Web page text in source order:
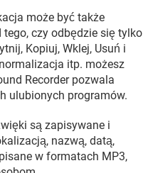
może być także
czy odbędzie się tylko
Kopiuj, Wklej, Usuń i
itp. możesz
Recorder pozwala
ulubionych programów.
są zapisywane i
nazwą, datą,
w formatach MP3,